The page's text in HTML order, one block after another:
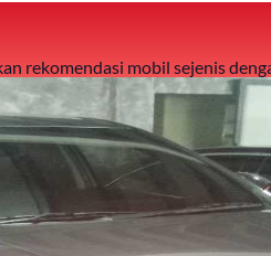
rekomendasi mobil sejenis